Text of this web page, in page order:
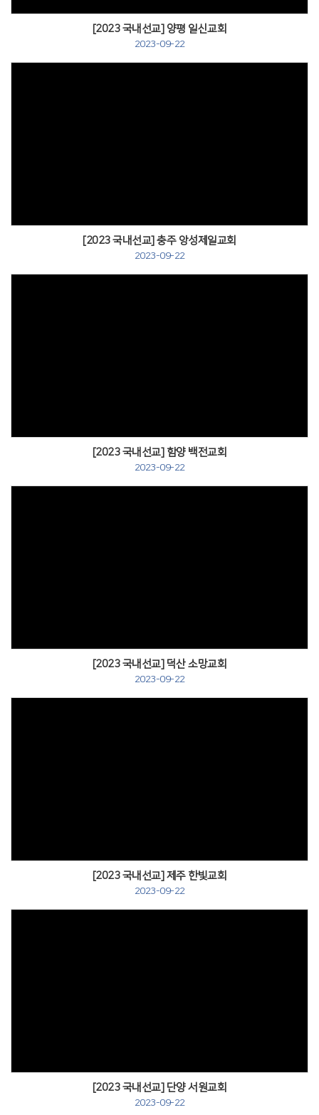
[2023 국내선교] 양평 일신교회
2023-09-22
[2023 국내선교] 충주 앙성제일교회
2023-09-22
[2023 국내선교] 함양 백전교회
2023-09-22
[2023 국내선교] 덕산 소망교회
2023-09-22
[2023 국내선교] 제주 한빛교회
2023-09-22
[2023 국내선교] 단양 서원교회
2023-09-22